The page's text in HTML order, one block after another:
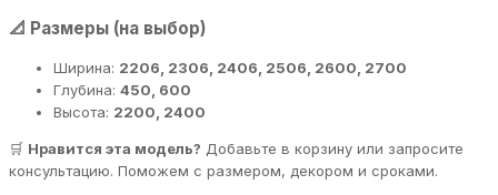
📐 Размеры (на выбор)
Ширина: 2206, 2306, 2406, 2506, 2600, 2700
Глубина: 450, 600
Высота: 2200, 2400
🛒 Нравится эта модель? Добавьте в корзину или запросите
консультацию. Поможем с размером, декором и сроками.